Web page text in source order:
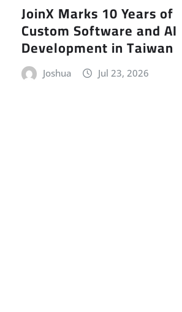
JoinX Marks 10 Years of
Custom Software and AI
Development in Taiwan
Joshua Jul 23, 2026